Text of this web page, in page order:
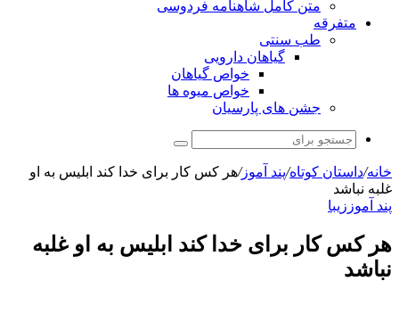
متن کامل شاهنامه فردوسی
متفرقه
طب سنتی
گیاهان دارویی
خواص گیاهان
خواص میوه ها
جشن های پارسیان
جستجو
برای
خانه/داستان کوتاه/پند آموز/هر کس کار برای خدا کند ابلیس به او
غلبه نباشد
پند آموز زیبا
هر کس کار برای خدا کند ابلیس به او غلبه
نباشد